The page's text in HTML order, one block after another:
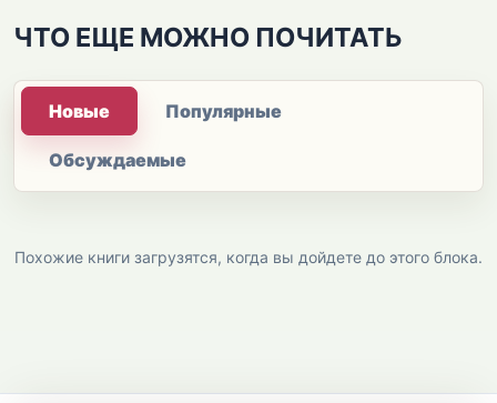
ЧТО ЕЩЕ МОЖНО ПОЧИТАТЬ
Новые Популярные
Обсуждаемые
Похожие книги загрузятся, когда вы дойдете до этого блока.